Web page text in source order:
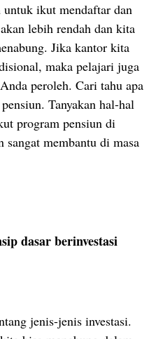
untuk ikut mendaftar dan
lebih rendah dan kita
Jika kantor kita
maka pelajari juga
peroleh. Cari tahu apa
Tanyakan hal-hal
program pensiun di
sangat membantu di masa
dasar berinvestasi
jenis-jenis investasi.